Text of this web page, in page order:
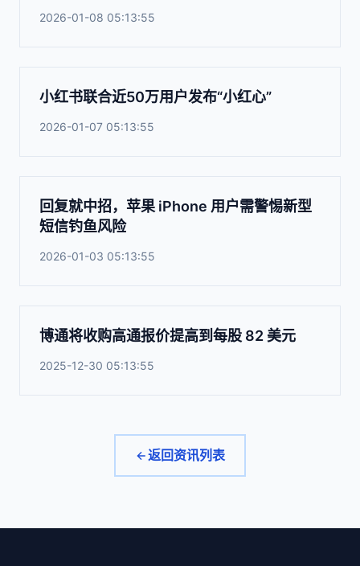
2026-01-08 05:13:55
小红书联合近50万用户发布“小红心”
2026-01-07 05:13:55
回复就中招，苹果 iPhone 用户需警惕新型
短信钓鱼风险
2026-01-03 05:13:55
博通将收购高通报价提高到每股 82 美元
2025-12-30 05:13:55
返回资讯列表